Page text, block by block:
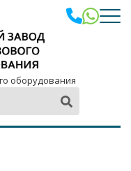
оборудования